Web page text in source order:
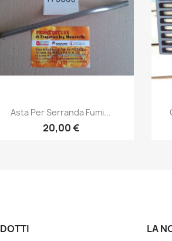
Anteprima
Asta Per Serranda Fumi...
20,00 €
LA